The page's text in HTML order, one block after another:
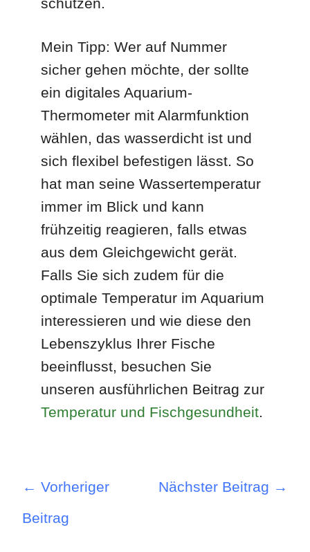
schützen.
Mein Tipp: Wer auf Nummer
sicher gehen möchte, der sollte
ein digitales Aquarium-
Thermometer mit Alarmfunktion
wählen, das wasserdicht ist und
sich flexibel befestigen lässt. So
hat man seine Wassertemperatur
immer im Blick und kann
frühzeitig reagieren, falls etwas
aus dem Gleichgewicht gerät.
Falls Sie sich zudem für die
optimale Temperatur im Aquarium
interessieren und wie diese den
Lebenszyklus Ihrer Fische
beeinflusst, besuchen Sie
unseren ausführlichen Beitrag zur
Temperatur und Fischgesundheit.
← Vorheriger
Beitrag
Nächster Beitrag →